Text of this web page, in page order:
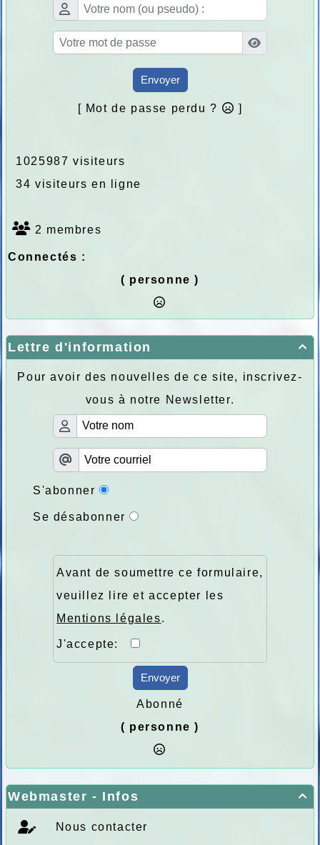
Envoyer
[ Mot de passe perdu ? ]
1025987 visiteurs
34 visiteurs en ligne
2 membres
Connectés :
( personne )

Lettre d'information
Pour avoir des nouvelles de ce site, inscrivez-
vous à notre Newsletter.
S'abonner
Se désabonner
Avant de soumettre ce formulaire,
veuillez lire et accepter les
Mentions légales.
J'accepte:
Envoyer
Abonné
( personne )

Webmaster - Infos
Nous contacter